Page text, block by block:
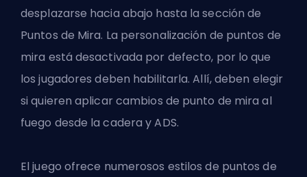
desplazarse hacia abajo hasta la sección de
Puntos de Mira. La personalización de puntos de
mira está desactivada por defecto, por lo que
los jugadores deben habilitarla. Allí, deben elegir
si quieren aplicar cambios de punto de mira al
fuego desde la cadera y ADS.
El juego ofrece numerosos estilos de puntos de